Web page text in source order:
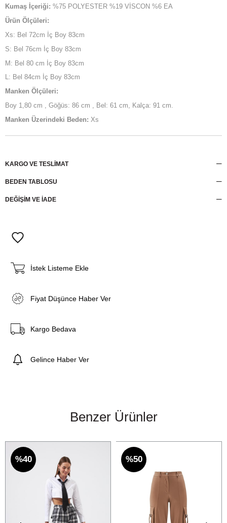
Kumaş İçeriği: %75 POLYESTER %19 VİSCON %6 EA
Ürün Ölçüleri:
Xs: Bel 72cm İç Boy 83cm
S: Bel 76cm İç Boy 83cm
M: Bel 80 cm İç Boy 83cm
L: Bel 84cm İç Boy 83cm
Manken Ölçüleri:
Boy 1,80 cm , Göğüs: 86 cm , Bel: 61 cm, Kalça: 91 cm.
Manken Üzerindeki Beden: Xs
KARGO VE TESLİMAT
BEDEN TABLOSU
DEĞİŞİM VE İADE
İstek Listeme Ekle
Fiyat Düşünce Haber Ver
Kargo Bedava
Gelince Haber Ver
Benzer Ürünler
%40 %50